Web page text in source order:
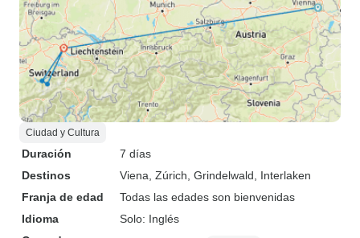
Ciudad y Cultura
Duración
7 días
Destinos
Viena , Zúrich , Grindelwald , Interlaken
Franja de edad
Todas las edades son bienvenidas
Idioma
Solo: Inglés